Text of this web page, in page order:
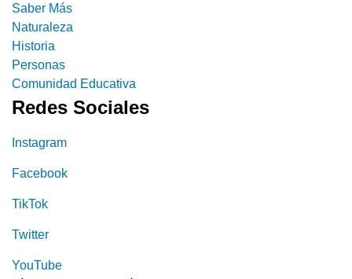
Saber Más
Naturaleza
Historia
Personas
Comunidad Educativa
Redes Sociales
Instagram
Facebook
TikTok
Twitter
YouTube